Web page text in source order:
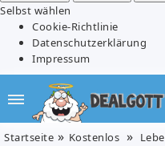
Selbst wählen
Cookie-Richtlinie
Datenschutzerklärung
Impressum
Startseite Kostenlos